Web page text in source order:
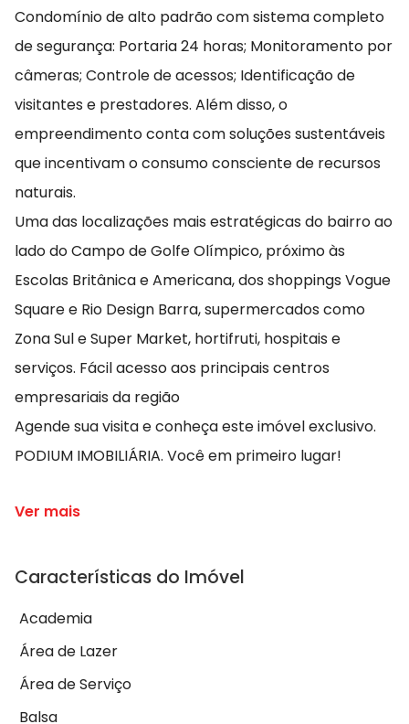
Condomínio de alto padrão com sistema completo
de segurança: Portaria 24 horas; Monitoramento por
câmeras; Controle de acessos; Identificação de
visitantes e prestadores. Além disso, o
empreendimento conta com soluções sustentáveis
que incentivam o consumo consciente de recursos
naturais.
Uma das localizações mais estratégicas do bairro ao
lado do Campo de Golfe Olímpico, próximo às
Escolas Britânica e Americana, dos shoppings Vogue
Square e Rio Design Barra, supermercados como
Zona Sul e Super Market, hortifruti, hospitais e
serviços. Fácil acesso aos principais centros
empresariais da região
Agende sua visita e conheça este imóvel exclusivo.
PODIUM IMOBILIÁRIA. Você em primeiro lugar!
Ver mais
Características do Imóvel
Academia
Área de Lazer
Área de Serviço
Balsa